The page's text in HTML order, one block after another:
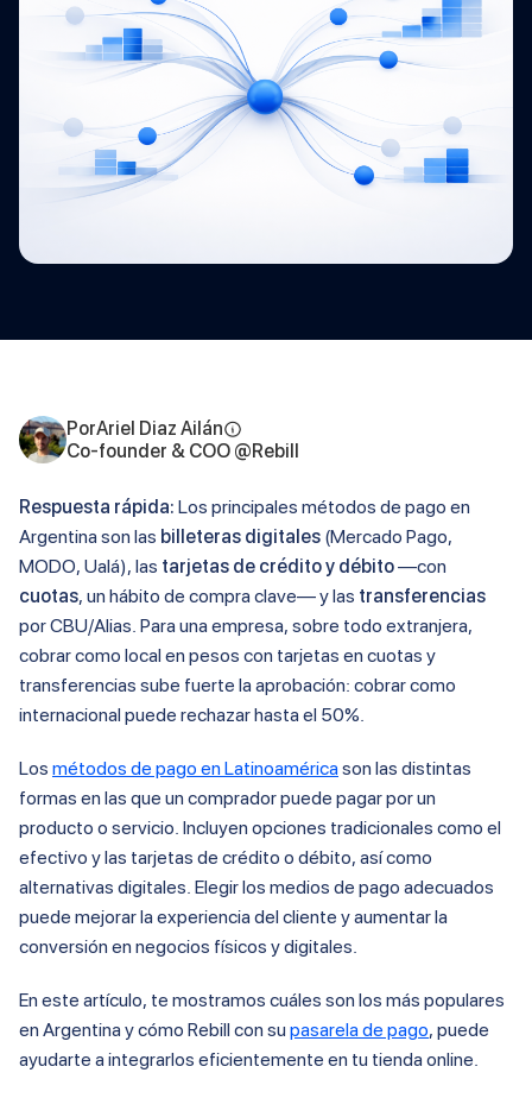
PorAriel Diaz Ailán
Co-founder & COO @Rebill
Respuesta rápida: Los principales métodos de pago en
Argentina son las billeteras digitales (Mercado Pago,
MODO, Ualá), las tarjetas de crédito y débito—con
cuotas, un hábito de compra clave— y las transferencias
por CBU/Alias. Para una empresa, sobre todo extranjera,
cobrar como local en pesos con tarjetas en cuotas y
transferencias sube fuerte la aprobación: cobrar como
internacional puede rechazar hasta el 50%.
Los métodos de pago en Latinoamérica son las distintas
formas en las que un comprador puede pagar por un
producto o servicio. Incluyen opciones tradicionales como el
efectivo y las tarjetas de crédito o débito, así como
alternativas digitales. Elegir los medios de pago adecuados
puede mejorar la experiencia del cliente y aumentar la
conversión en negocios físicos y digitales.
En este artículo, te mostramos cuáles son los más populares
en Argentina y cómo Rebill con su pasarela de pago, puede
ayudarte a integrarlos eficientemente en tu tienda online.